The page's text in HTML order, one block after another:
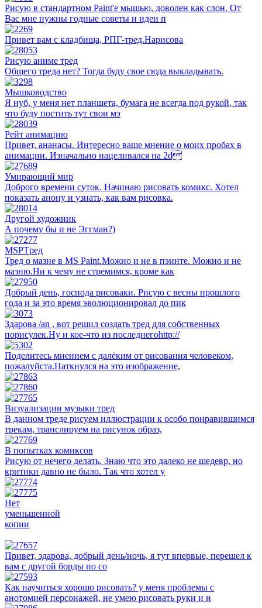
Рисую в стандартном Paint'е мышью, доволен как слон. От
Вас мне нужны годные советы и идеи п
Привет вам с кладбища, РПГ-тред.Нарисова
Рисую аниме тред
Общего треда нет? Тогда буду свое сюда выкладывать.
Мышководство
Я нуб, у меня нет планшета, бумага не всегда под рукой, так
что буду постить тут свои мэ
Рейт анимацию
Привет, ананасы. Интересно ваше мнение о моих пробах в
анимации. Изначально нацеливался на 2d
Умирающий мир
Доброго времени суток. Начинаю рисовать комикс. Хотел
показать анону и узнать, как вам рисовка.
Другой художник
А почему бы и не Эггман?)
MSPTред
Тред о мазне в MS Paint.Можно и не в пэинте. Можно и не
мазню.Ни к чему не стремимся, кроме как
Добрый день, господа рисоваки. Рисую с весны прошлого
года и за это время эволюционировал до пик
Здарова /an , вот решил создать тред для собственных
порисулек.Ну и кое-что из последнегоhttp://
Поделитесь мнением с далёким от рисования человеком,
пожалуйста.Наткнулся на это изображение,
Визуализации музыки тред
В данном треде рисуем иллюстрации к особо понравившимся
трекам, транслируем на рисунок образ,
В попытках комиксов
Рисую от нечего делать. Знаю что это далеко не шедевр, но
критики давно не было. Так что хотел у
Нет
уменьшенной
копии
Привет, здарова, добрый день/ночь, я тут впервые, перешел к
вам с другой борды по со
Как научиться хорошо рисовать? у меня проблемы с
анотомией персонажей, не умею рисовать руки и н